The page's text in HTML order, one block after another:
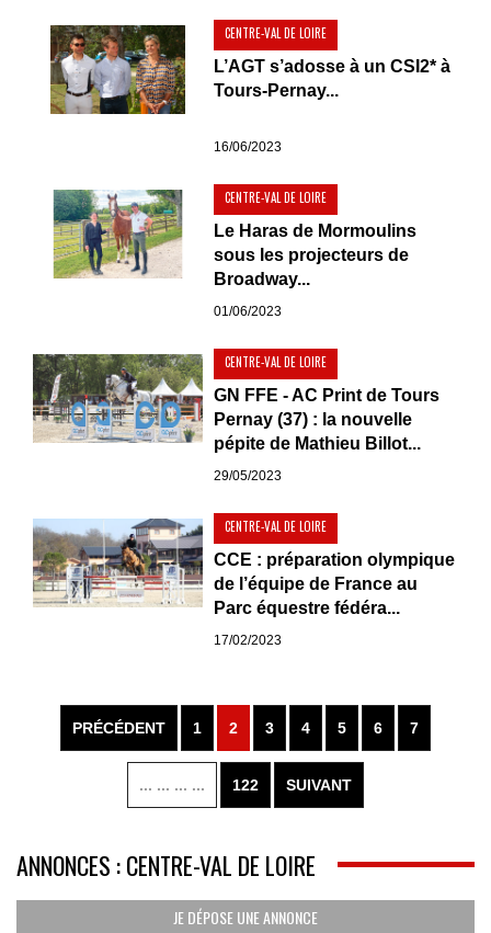
CENTRE-VAL DE LOIRE
L’AGT s’adosse à un CSI2* à
Tours-Pernay...
16/06/2023
CENTRE-VAL DE LOIRE
Le Haras de Mormoulins
sous les projecteurs de
Broadway...
01/06/2023
CENTRE-VAL DE LOIRE
GN FFE - AC Print de Tours
Pernay (37) : la nouvelle
pépite de Mathieu Billot...
29/05/2023
CENTRE-VAL DE LOIRE
CCE : préparation olympique
de l’équipe de France au
Parc équestre fédéra...
17/02/2023
PRÉCÉDENT 1 2 3 4 5 6 7
... ... ... ... 122 SUIVANT
ANNONCES : CENTRE-VAL DE LOIRE
JE DÉPOSE UNE ANNONCE